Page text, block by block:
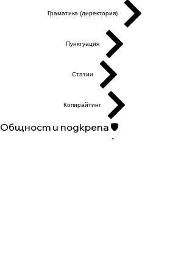
Граматика (директория)
Пунктуация
Статии
Копирайтинг
Общност и подкрепа 🛡️